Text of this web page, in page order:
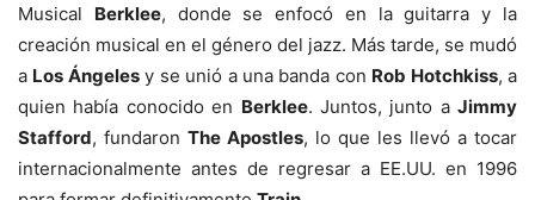
Musical Berklee, donde se enfocó en la guitarra y la
creación musical en el género del jazz. Más tarde, se mudó
a Los Ángelesy se unió a una banda con Rob Hotchkiss, a
quien había conocido en Berklee. Juntos, junto a Jimmy
Stafford, fundaron The Apostles, lo que les llevó a tocar
internacionalmente antes de regresar a EE.UU. en 1996